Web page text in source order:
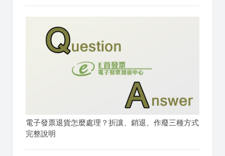
電子發票退貨怎麼處理？折讓、銷退、作廢三種方式
完整說明